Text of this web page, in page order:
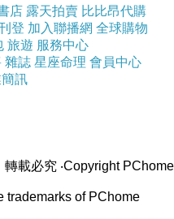
/天井瀑布
店 露天拍賣 比比昂代購
登 加入聯播網 全球購物
旅遊 服務中心
雜誌 星座命理 會員中心
訊
轉載必究 ‧Copyright PChome
trademarks of PChome